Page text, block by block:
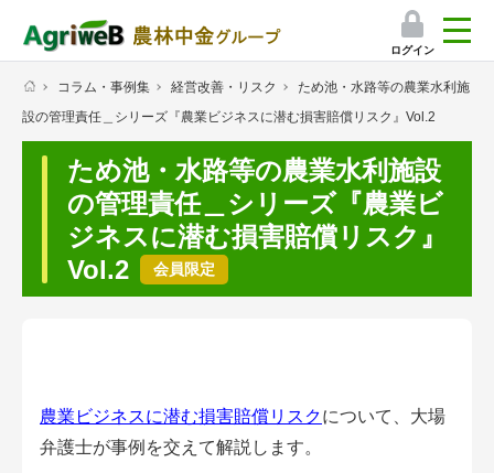
ログイン
検索
マイページ
プレミアムサービス
プレミアムサービスのご紹介
気象情報アプリ
挑戦者たちの奮闘記
会員限定コンテンツ（無料）
コラム・事例集 経営改善・リスク
ため池・水路等の農業水利施
設の管理責任＿シリーズ『農業ビジネスに潜む損害賠償リスク』Vol.2
ため池・水路等の農業水利施設
の管理責任＿シリーズ『農業ビ
ジネスに潜む損害賠償リスク』
Vol.2
会員限定
農業ビジネスに潜む損害賠償リスクについて、大場
弁護士が事例を交えて解説します。